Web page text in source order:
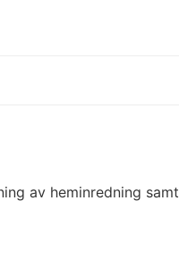
av heminredning samt